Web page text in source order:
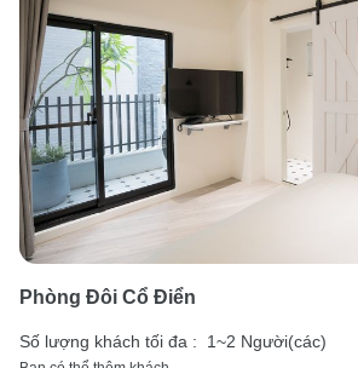
Phòng Đôi Cổ Điển
Số lượng khách tối đa : 1~2 Người(các)